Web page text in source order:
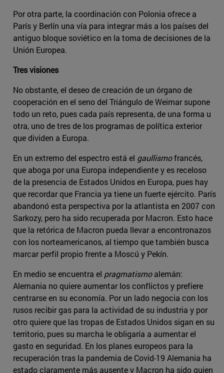
Por otra parte, la coordinación con Polonia ofrece a
París y Berlín una vía para integrar más a los países del
antiguo bloque soviético en la toma de decisiones de la
Unión Europea.
Tres visiones
No obstante, el deseo de creación de un órgano de
cooperación en el seno del Triángulo de Weimar supone
todo un reto, pues cada país representa, de una forma u
otra, uno de tres de los programas de política exterior
que dividen a Europa.
En un extremo del espectro está el gaullismofrancés,
que aboga por una Europa independiente y es receloso
de la presencia de Estados Unidos en Europa, pues hay
que recordar que Francia ya tiene un fuerte ejército. París
abandonó esta perspectiva por la atlantista en 2007 con
Sarkozy, pero ha sido recuperada por Macron. Esto hace
que la retórica de Macron pueda llevar a encontronazos
con los norteamericanos, al tiempo que también busca
marcar perfil propio frente a Moscú y Pekín.
En medio se encuentra el pragmatismoalemán:
Alemania no quiere aumentar los conflictos y prefiere
centrarse en su economía. Por un lado negocia con los
rusos recibir gas para la actividad de su industria y por
otro quiere que las tropas de Estados Unidos sigan en su
territorio, pues su marcha le obligaría a aumentar el
gasto en seguridad. En los planes europeos para la
recuperación tras la pandemia de Covid-19 Alemania ha
estado claramente más ausente y Macron ha sido quien